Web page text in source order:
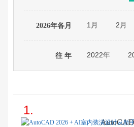
2026年各月 1月 2月
往 年 2022年
1.